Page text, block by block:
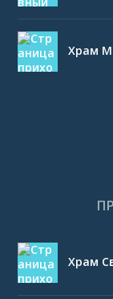
Храм
Храм